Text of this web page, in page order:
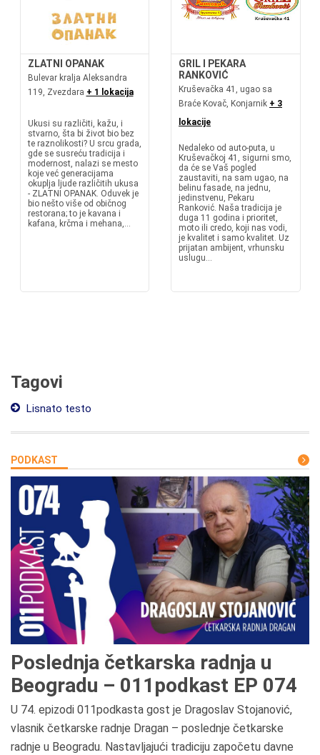
ZLATNI OPANAK
Bulevar kralja Aleksandra
119, Zvezdara + 1 lokacija
Ukusi su različiti, kažu, i
stvarno, šta bi život bio bez
te raznolikosti? U srcu grada,
gde se susreću tradicija i
modernost, nalazi se mesto
koje već generacijama
okuplja ljude različitih ukusa
- ZLATNI OPANAK. Oduvek je
bio nešto više od običnog
restorana; to je kavana i
kafana, krčma i mehana,...
GRIL I PEKARA
RANKOVIĆ
Kruševačka 41, ugao sa
Braće Kovač, Konjarnik + 3
lokacije
Nedaleko od auto-puta, u
Kruševačkoj 41, sigurni smo,
da će se Vaš pogled
zaustaviti, na sam ugao, na
belinu fasade, na jednu,
jedinstvenu, Pekaru
Ranković. Naša tradicija je
duga 11 godina i prioritet,
moto ili credo, koji nas vodi,
je kvalitet i samo kvalitet. Uz
prijatan ambijent, vrhunsku
uslugu...
Tagovi
Lisnato testo
PODKAST
Poslednja četkarska radnja u
Beogradu – 011podkast EP 074
U 74. epizodi 011podkasta gost je Dragoslav Stojanović,
vlasnik četkarske radnje Dragan – poslednje četkarske
radnje u Beogradu. Nastavljajući tradiciju započetu davne